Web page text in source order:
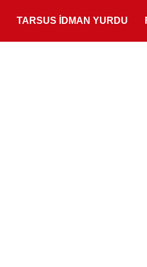
TARSUS İDMAN YURDU